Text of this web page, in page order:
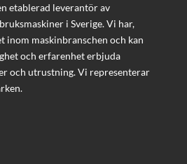
etablerad leverantör av
i Sverige. Vi har,
inom maskinbranschen och kan
och erfarenhet erbjuda
och utrustning. Vi representerar